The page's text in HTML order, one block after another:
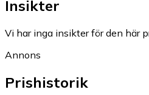
Insikter
Vi har inga insikter för den här
Annons
Prishistorik